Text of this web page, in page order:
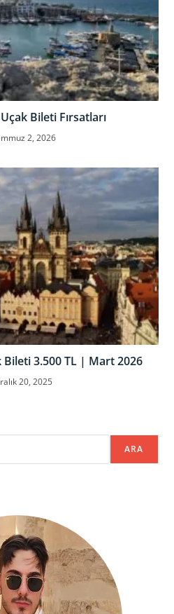
Bileti Fırsatları
2, 2026
Bileti 3.500 TL | Mart 2026
20, 2025
ARA